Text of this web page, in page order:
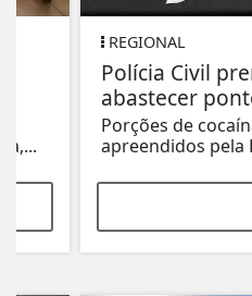
REGIONAL
Polícia Civil prende
abastecer pontos
Porções de cocaína,
apreendidos pela Dise